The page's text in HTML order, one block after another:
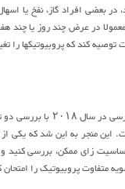
بعضی افراد گاز، نفخ یا
در عرض چند روز یا چند
کند که پروبیوتیکها را
در موارد نادر،
منجر به این شد که یکی
زای ممکن، بررسی
متفاوت پروبیوتیک را امتحان